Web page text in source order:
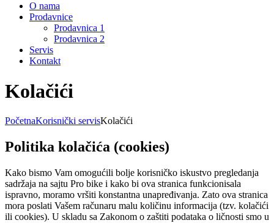
O nama
Prodavnice
Prodavnica 1
Prodavnica 2
Servis
Kontakt
Kolačići
PočetnaKorisnički servisKolačići
Politika kolačića (cookies)
Kako bismo Vam omogućili bolje korisničko iskustvo pregledanja
sadržaja na sajtu Pro bike i kako bi ova stranica funkcionisala
ispravno, moramo vršiti konstantna unapređivanja. Zato ova stranica
mora poslati Vašem računaru malu količinu informacija (tzv. kolačići
ili cookies). U skladu sa Zakonom o zaštiti podataka o ličnosti smo u